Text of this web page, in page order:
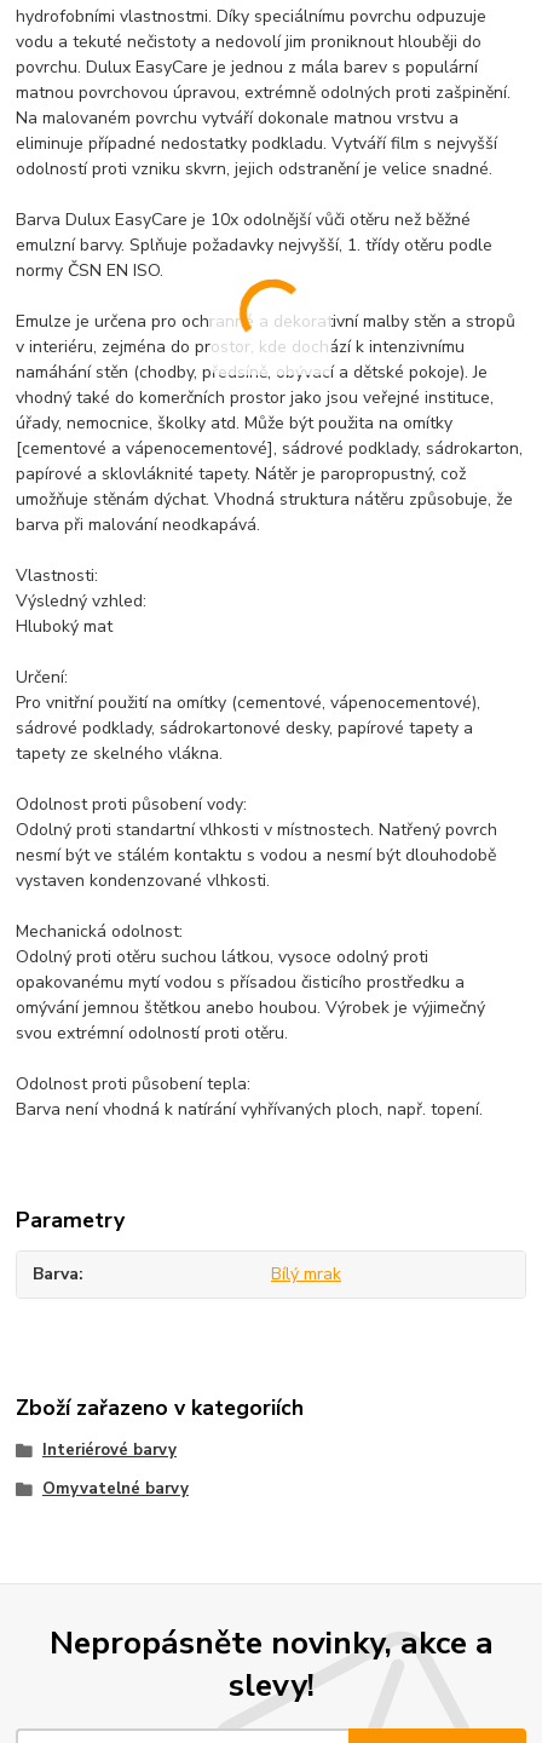
hydrofobními vlastnostmi. Díky speciálnímu povrchu odpuzuje
vodu a tekuté nečistoty a nedovolí jim proniknout hlouběji do
povrchu. Dulux EasyCare je jednou z mála barev s populární
matnou povrchovou úpravou, extrémně odolných proti zašpinění.
Na malovaném povrchu vytváří dokonale matnou vrstvu a
eliminuje případné nedostatky podkladu. Vytváří film s nejvyšší
odolností proti vzniku skvrn, jejich odstranění je velice snadné.
Barva Dulux EasyCare je 10x odolnější vůči otěru než běžné
emulzní barvy. Splňuje požadavky nejvyšší, 1. třídy otěru podle
normy ČSN EN ISO.
Emulze je určena pro ochranné a dekorativní malby stěn a stropů
v interiéru, zejména do prostor, kde dochází k intenzivnímu
namáhání stěn (chodby, předsíně, obývací a dětské pokoje). Je
vhodný také do komerčních prostor jako jsou veřejné instituce,
úřady, nemocnice, školky atd. Může být použita na omítky
[cementové a vápenocementové], sádrové podklady, sádrokarton,
papírové a sklovláknité tapety. Nátěr je paropropustný, což
umožňuje stěnám dýchat. Vhodná struktura nátěru způsobuje, že
barva při malování neodkapává.
Vlastnosti:
Výsledný vzhled:
Hluboký mat
Určení:
Pro vnitřní použití na omítky (cementové, vápenocementové),
sádrové podklady, sádrokartonové desky, papírové tapety a
tapety ze skelného vlákna.
Odolnost proti působení vody:
Odolný proti standartní vlhkosti v místnostech. Natřený povrch
nesmí být ve stálém kontaktu s vodou a nesmí být dlouhodobě
vystaven kondenzované vlhkosti.
Mechanická odolnost:
Odolný proti otěru suchou látkou, vysoce odolný proti
opakovanému mytí vodou s přísadou čisticího prostředku a
omývání jemnou štětkou anebo houbou. Výrobek je výjimečný
svou extrémní odolností proti otěru.
Odolnost proti působení tepla:
Barva není vhodná k natírání vyhřívaných ploch, např. topení.
Parametry
Barva Bílý mrak
Zboží zařazeno v kategoriích
Interiérové barvy
Omyvatelné barvy
Nepropásněte novinky, akce a
slevy!